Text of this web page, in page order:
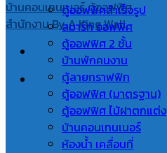
ตู้ออฟฟิศสำเร็จรูป
สมาร์ท ออฟฟิศ
ตู้ออฟฟิศ 2 ชั้น
บ้านพักคนงาน
ตู้ลายกราฟฟิก
ตู้ออฟฟิศ (มาตรฐาน)
ตู้ออฟฟิศ ไม้ฝาตกแต่ง
บ้านคอนเทนเนอร์
ห้องน้ำ เคลื่อนที่